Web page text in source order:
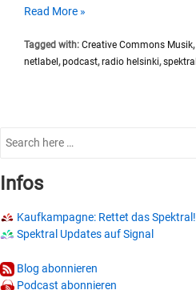
SP030
In
Read More »
Tagged with: Creative Commons Musik,
netlabel ,podcast,radio helsinki,spektral
Search
Infos
Kaufkampagne: Rettet das Spektral!
Spektral Updates auf Signal
Blog abonnieren
Podcast abonnieren